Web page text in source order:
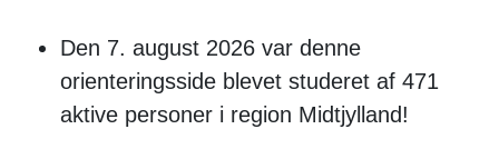
Den 7. august 2026 var denne
orienteringsside blevet studeret af 471
aktive personer i region Midtjylland!